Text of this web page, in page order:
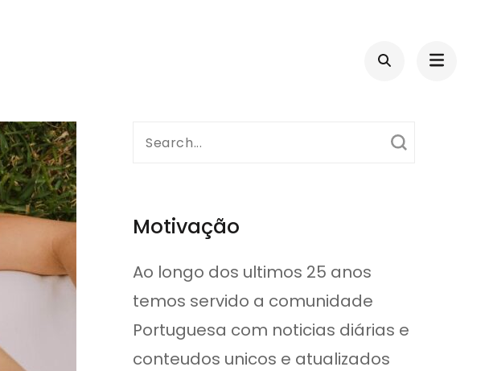
Search
Motivação
Ao longo dos ultimos 25 anos
temos servido a comunidade
Portuguesa com noticias diárias e
conteudos unicos e atualizados